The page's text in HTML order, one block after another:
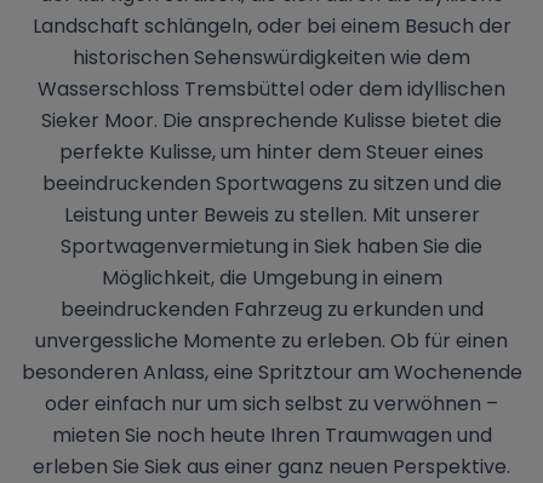
Landschaft schlängeln, oder bei einem Besuch der
historischen Sehenswürdigkeiten wie dem
Wasserschloss Tremsbüttel oder dem idyllischen
Sieker Moor. Die ansprechende Kulisse bietet die
perfekte Kulisse, um hinter dem Steuer eines
beeindruckenden Sportwagens zu sitzen und die
Leistung unter Beweis zu stellen. Mit unserer
Sportwagenvermietung in Siek haben Sie die
Möglichkeit, die Umgebung in einem
beeindruckenden Fahrzeug zu erkunden und
unvergessliche Momente zu erleben. Ob für einen
besonderen Anlass, eine Spritztour am Wochenende
oder einfach nur um sich selbst zu verwöhnen –
mieten Sie noch heute Ihren Traumwagen und
erleben Sie Siek aus einer ganz neuen Perspektive.